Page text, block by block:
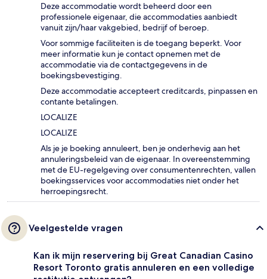
Deze accommodatie wordt beheerd door een
professionele eigenaar, die accommodaties aanbiedt
vanuit zijn/haar vakgebied, bedrijf of beroep.
Voor sommige faciliteiten is de toegang beperkt. Voor
meer informatie kun je contact opnemen met de
accommodatie via de contactgegevens in de
boekingsbevestiging.
Deze accommodatie accepteert creditcards, pinpassen en
contante betalingen.
LOCALIZE
LOCALIZE
Als je je boeking annuleert, ben je onderhevig aan het
annuleringsbeleid van de eigenaar. In overeenstemming
met de EU-regelgeving over consumentenrechten, vallen
boekingsservices voor accommodaties niet onder het
herroepingsrecht.
Veelgestelde vragen
Kan ik mijn reservering bij Great Canadian Casino
Resort Toronto gratis annuleren en een volledige